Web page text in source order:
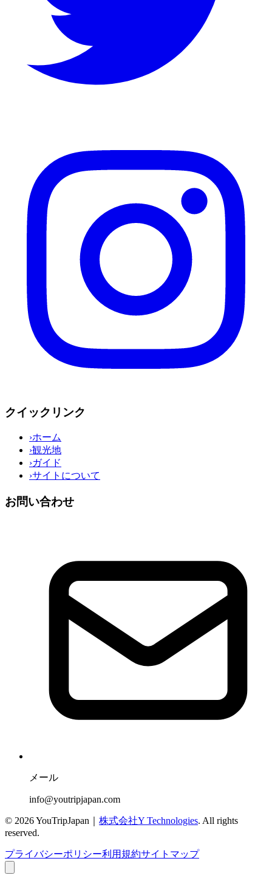
クイックリンク
›ホーム
›観光地
›ガイド
›サイトについて
お問い合わせ
メール
info@youtripjapan.com
© 2026YouTripJapan｜ 株式会社Y Technologies. All rights
reserved.
プライバシーポリシー利用規約サイトマップ